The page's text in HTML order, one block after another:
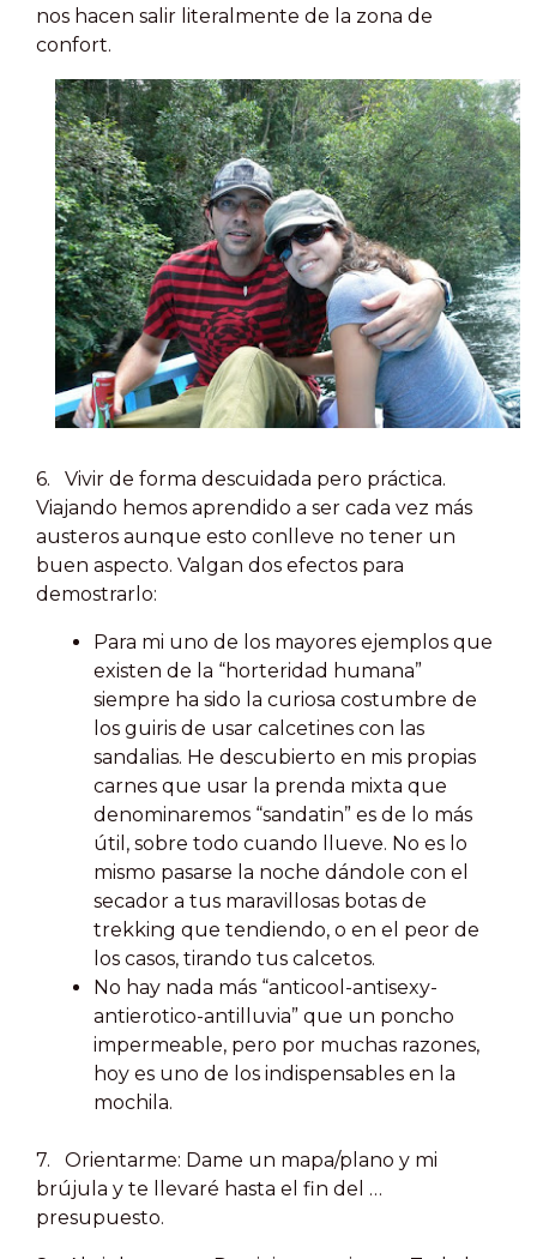
nos hacen salir literalmente de la zona de
confort.
6. Vivir de forma descuidada pero práctica.
Viajando hemos aprendido a ser cada vez más
austeros aunque esto conlleve no tener un
buen aspecto. Valgan dos efectos para
demostrarlo:
Para mi uno de los mayores ejemplos que
existen de la “horteridad humana”
siempre ha sido la curiosa costumbre de
los guiris de usar calcetines con las
sandalias. He descubierto en mis propias
carnes que usar la prenda mixta que
denominaremos “sandatin” es de lo más
útil, sobre todo cuando llueve. No es lo
mismo pasarse la noche dándole con el
secador a tus maravillosas botas de
trekking que tendiendo, o en el peor de
los casos, tirando tus calcetos.
No hay nada más “anticool-antisexy-
antierotico-antilluvia” que un poncho
impermeable, pero por muchas razones,
hoy es uno de los indispensables en la
mochila.
7. Orientarme: Dame un mapa/plano y mi
brújula y te llevaré hasta el fin del …
presupuesto.